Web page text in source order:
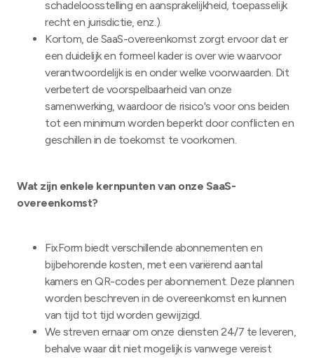
schadeloosstelling en aansprakelijkheid, toepasselijk
recht en jurisdictie, enz.).
Kortom, de SaaS-overeenkomst zorgt ervoor dat er
een duidelijk en formeel kader is over wie waarvoor
verantwoordelijk is en onder welke voorwaarden. Dit
verbetert de voorspelbaarheid van onze
samenwerking, waardoor de risico's voor ons beiden
tot een minimum worden beperkt door conflicten en
geschillen in de toekomst te voorkomen.
Wat zijn enkele kernpunten van onze SaaS-
overeenkomst?
FixForm biedt verschillende abonnementen en
bijbehorende kosten, met een variërend aantal
kamers en QR-codes per abonnement. Deze plannen
worden beschreven in de overeenkomst en kunnen
van tijd tot tijd worden gewijzigd.
We streven ernaar om onze diensten 24/7 te leveren,
behalve waar dit niet mogelijk is vanwege vereist